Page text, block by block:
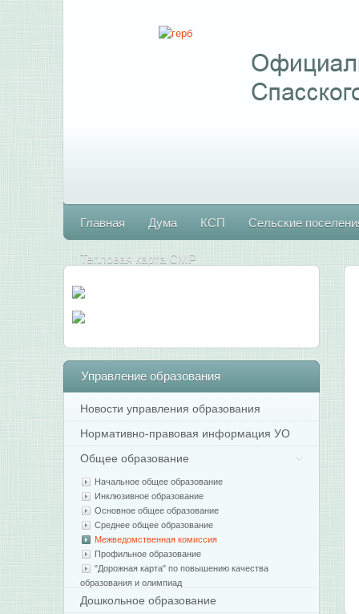
Главная Дума КСП Сельские
Тепловая карта СМР
Управлениеобразования
Новости управления образования
Нормативно-правовая информация УО
Общее образование
Начальное общее образование
Инклюзивное образование
Основное общее образование
Среднее общее образование
Межведомственная комиссия
Профильное образование
"Дорожная карта" по повышению качества
образования и олимпиад
Дошкольное образование